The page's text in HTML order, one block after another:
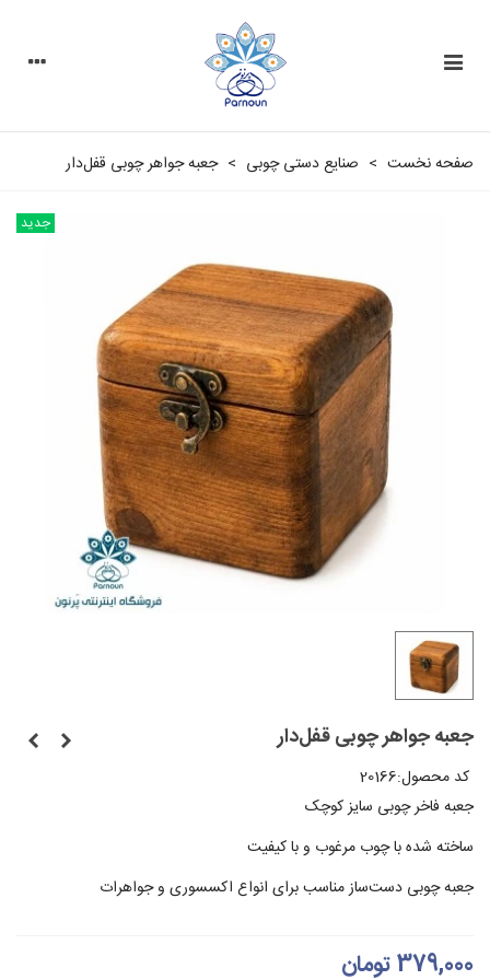
صفحه نخست > صنایع دستی چوبی > جعبه جواهر چوبی قفل‌دار
جدید
جعبه جواهر چوبی قفل‌دار
کد محصول:20166
جعبه فاخر چوبی سایز کوچک
ساخته شده با چوب مرغوب و با کیفیت
جعبه چوبی دست‌ساز مناسب برای انواع اکسسوری و جواهرات
379,000 تومان